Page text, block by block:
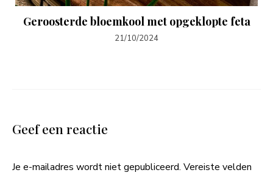
Geroosterde bloemkool met opgeklopte feta
21/10/2024
Geef een reactie
Je e-mailadres wordt niet gepubliceerd. Vereiste velden